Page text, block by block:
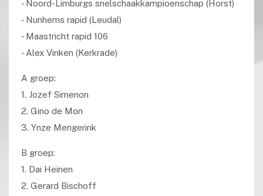
- Noord-Limburgs snelschaakkampioenschap (Horst)
- Nunhems rapid (Leudal)
- Maastricht rapid 106
- Alex Vinken (Kerkrade)
A groep:
1. Jozef Simenon
2. Gino de Mon
3. Ynze Mengerink
B groep:
1. Dai Heinen
2. Gerard Bischoff